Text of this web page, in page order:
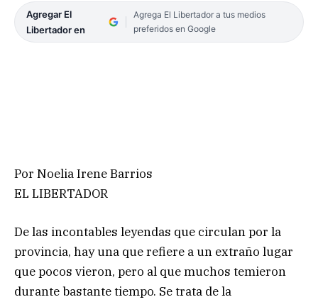
Agregar El
Libertador en
Agrega El Libertador a tus medios
preferidos en Google
Por Noelia Irene Barrios
EL LIBERTADOR
De las incontables leyendas que circulan por la
provincia, hay una que refiere a un extraño lugar
que pocos vieron, pero al que muchos temieron
durante bastante tiempo. Se trata de la